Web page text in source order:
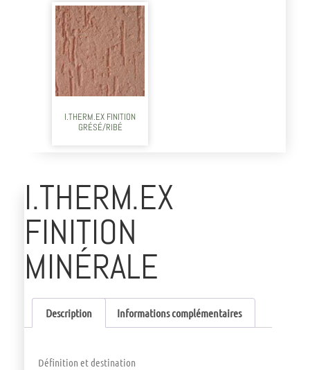
I.THERM.EX
FINITION
MINÉRALE
Description Informations complémentaires
Définition et destination
I.THERM.EX FINITION
GRÉSÉ/RIBÉ